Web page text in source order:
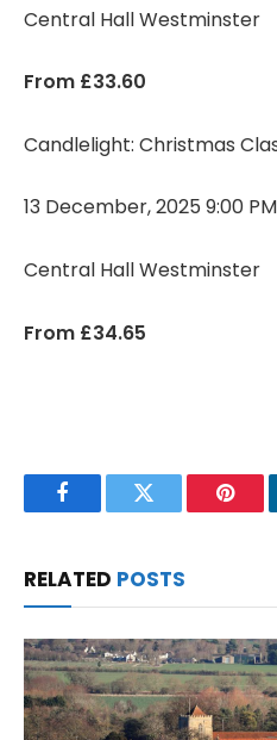
Central Hall Westminster
From £33.60
Candlelight: Christmas
13 December, 2025 9:00 PM
Central Hall Westminster
From £34.65
FacebookTwitter
RELATED POSTS